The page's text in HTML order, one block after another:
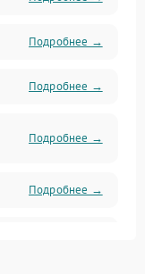
Подробнее →
Подробнее →
Подробнее →
Подробнее →